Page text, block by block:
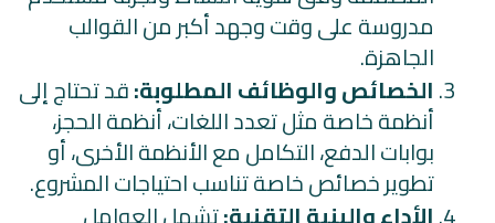
مدروسة على وقت وجهد أكبر من القوالب
الجاهزة.
الخصائص والوظائف المطلوبة:قد تحتاج إلى
أنظمة خاصة مثل تعدد اللغات، أنظمة الحجز،
بوابات الدفع، التكامل مع الأنظمة الأخرى، أو
تطوير خصائص خاصة تناسب احتياجات المشروع.